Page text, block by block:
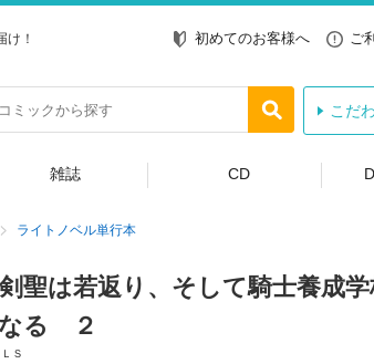
！ 初めてのお客様へ ご
こだ
雑誌 CD
ライトノベル単行本
聖は若返り、そして騎士養成
る ２
Ｓ